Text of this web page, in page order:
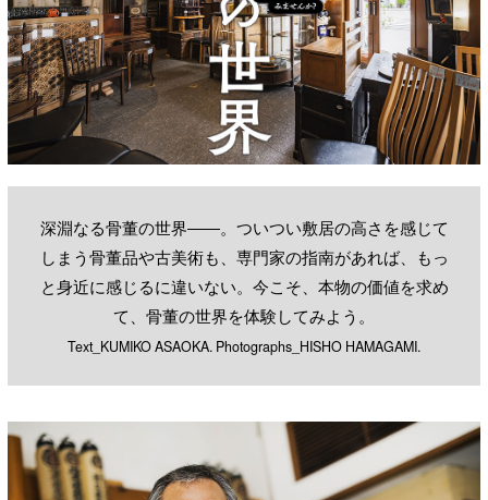
深淵なる骨董の世界――。ついつい敷居の高さを感じて
しまう骨董品や古美術も、専門家の指南があれば、もっ
と身近に感じるに違いない。今こそ、本物の価値を求め
て、骨董の世界を体験してみよう。
Text_KUMIKO ASAOKA. Photographs_HISHO HAMAGAMI.